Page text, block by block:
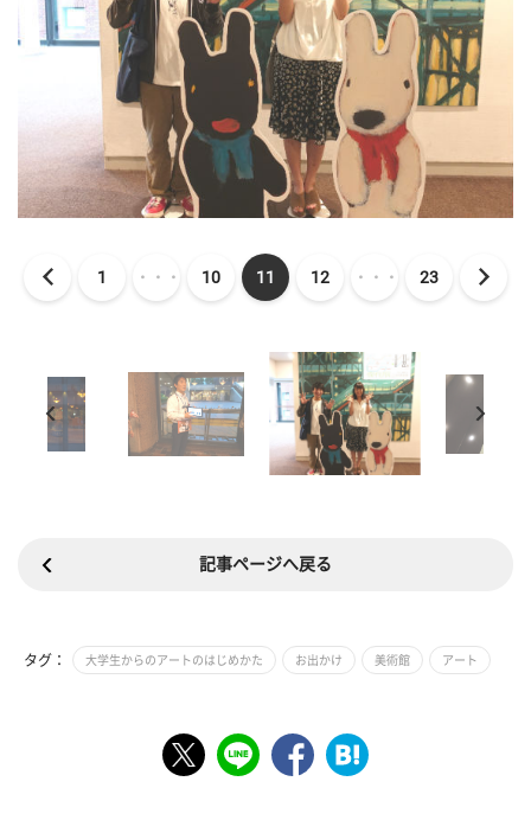
1 ・・・ 10 11 12 ・・・ 23
記事ページへ戻る
タグ： 大学生からのアートのはじめかた お出かけ 美術館 アート